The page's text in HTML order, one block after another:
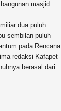
masjid
dua puluh
sembilan puluh
pada Rencana
redaksi Kafapet-
berasal dari